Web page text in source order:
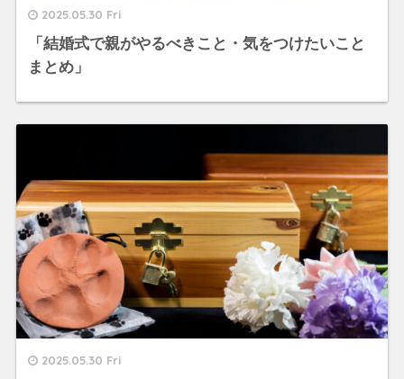
2025.05.30 Fri
「結婚式で親がやるべきこと・気をつけたいこと
まとめ」
2025.05.30 Fri